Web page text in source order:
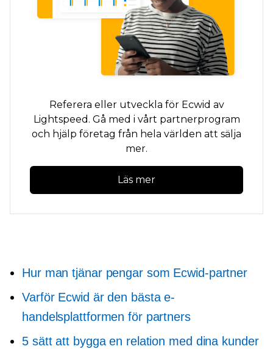
Referera eller utveckla för Ecwid av
Lightspeed. Gå med i vårt partnerprogram
och hjälp företag från hela världen att sälja
mer.
Läs mer
Hur man tjänar pengar som Ecwid-partner
Varför Ecwid är den bästa e-
handelsplattformen för partners
5 sätt att bygga en relation med dina kunder